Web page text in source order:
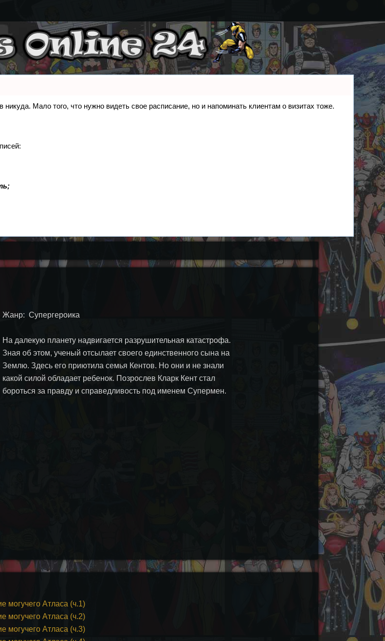
Мало того, что нужно видеть свое расписание, но и напоминать клиентам о визитах тоже.
Жанр: Супергероика
На далекую планету надвигается разрушительная катастрофа.
Зная об этом, ученый отсылает своего единственного сына на
Землю. Здесь его приютила семья Кентов. Но они и не знали
какой силой обладает ребенок. Позрослев Кларк Кент стал
бороться за правду и справедливость под именем Супермен.
могучего Атласа (ч.1)
могучего Атласа (ч.2)
могучего Атласа (ч.3)